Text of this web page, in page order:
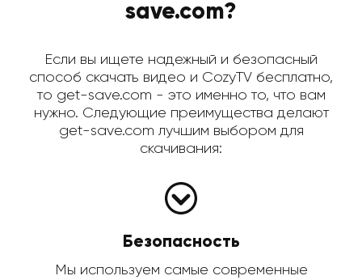
save.com?
Если вы ищете надежный и безопасный
способ скачать видео и CozyTV бесплатно,
то get-save.com - это именно то, что вам
нужно. Следующие преимущества делают
get-save.com лучшим выбором для
скачивания:
Безопасность
Мы используем самые современные